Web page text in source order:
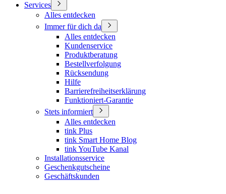
Services
Alles entdecken
Immer für dich da
Alles entdecken
Kundenservice
Produktberatung
Bestellverfolgung
Rücksendung
Hilfe
Barrierefreiheitserklärung
Funktioniert-Garantie
Stets informiert
Alles entdecken
tink Plus
tink Smart Home Blog
tink YouTube Kanal
Installationsservice
Geschenkgutscheine
Geschäftskunden